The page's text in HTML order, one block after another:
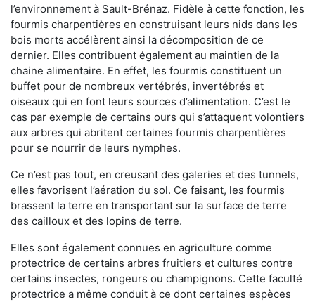
l’environnement à Sault-Brénaz. Fidèle à cette fonction, les
fourmis charpentières en construisant leurs nids dans les
bois morts accélèrent ainsi la décomposition de ce
dernier. Elles contribuent également au maintien de la
chaine alimentaire. En effet, les fourmis constituent un
buffet pour de nombreux vertébrés, invertébrés et
oiseaux qui en font leurs sources d’alimentation. C’est le
cas par exemple de certains ours qui s’attaquent volontiers
aux arbres qui abritent certaines fourmis charpentières
pour se nourrir de leurs nymphes.
Ce n’est pas tout, en creusant des galeries et des tunnels,
elles favorisent l’aération du sol. Ce faisant, les fourmis
brassent la terre en transportant sur la surface de terre
des cailloux et des lopins de terre.
Elles sont également connues en agriculture comme
protectrice de certains arbres fruitiers et cultures contre
certains insectes, rongeurs ou champignons. Cette faculté
protectrice a même conduit à ce dont certaines espèces